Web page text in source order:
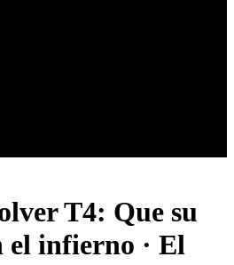
T4: Que su
el infierno · El